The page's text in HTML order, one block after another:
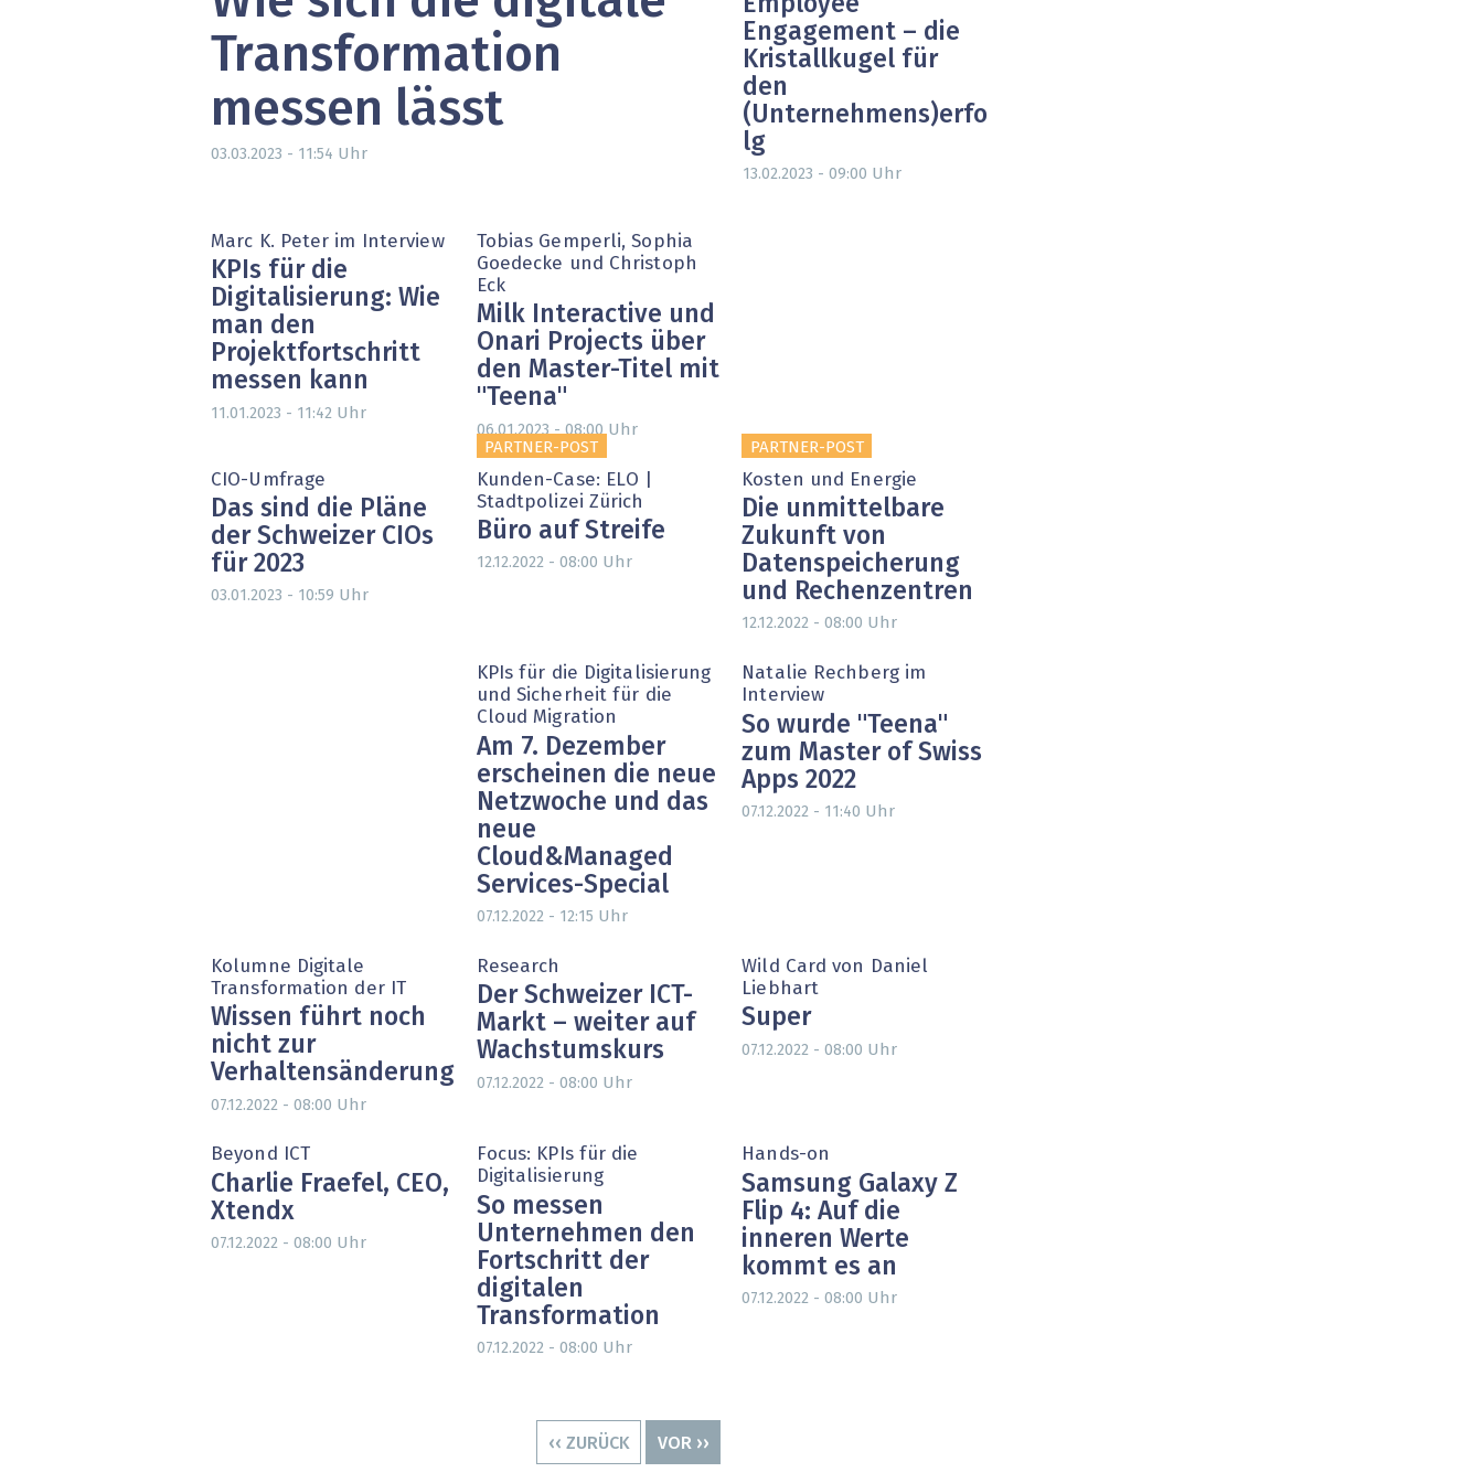
Transformation
messen lässt
03.03.2023 - 11:54 Uhr
Engagement – die
Kristallkugel für
den
(Unternehmens)erfo
lg
13.02.2023 - 09:00 Uhr
Marc K. Peter im Interview
KPIs für die
Digitalisierung: Wie
man den
Projektfortschritt
messen kann
11.01.2023 - 11:42 Uhr
Tobias Gemperli, Sophia
Goedecke und Christoph
Eck
Milk Interactive und
Onari Projects über
den Master-Titel mit
"Teena"
06.01.2023 - 08:00 Uhr
CIO-Umfrage
Das sind die Pläne
der Schweizer CIOs
für 2023
03.01.2023 - 10:59 Uhr
PARTNER-POST
Kunden-Case: ELO |
Stadtpolizei Zürich
Büro auf Streife
12.12.2022 - 08:00 Uhr
PARTNER-POST
Kosten und Energie
Die unmittelbare
Zukunft von
Datenspeicherung
und Rechenzentren
12.12.2022 - 08:00 Uhr
KPIs für die Digitalisierung
und Sicherheit für die
Cloud Migration
Am 7. Dezember
erscheinen die neue
Netzwoche und das
neue
Cloud&Managed
Services-Special
07.12.2022 - 12:15 Uhr
Natalie Rechberg im
Interview
So wurde "Teena"
zum Master of Swiss
Apps 2022
07.12.2022 - 11:40 Uhr
Kolumne Digitale
Transformation der IT
Wissen führt noch
nicht zur
Verhaltensänderung
07.12.2022 - 08:00 Uhr
Research
Der Schweizer ICT-
Markt – weiter auf
Wachstumskurs
07.12.2022 - 08:00 Uhr
Wild Card von Daniel
Liebhart
Super
07.12.2022 - 08:00 Uhr
Beyond ICT
Charlie Fraefel, CEO,
Xtendx
07.12.2022 - 08:00 Uhr
Focus: KPIs für die
Digitalisierung
So messen
Unternehmen den
Fortschritt der
digitalen
Transformation
07.12.2022 - 08:00 Uhr
Hands-on
Samsung Galaxy Z
Flip 4: Auf die
inneren Werte
kommt es an
07.12.2022 - 08:00 Uhr
VORHERIGE
‹‹ ZURÜCK
NÄCHSTE
VOR ››